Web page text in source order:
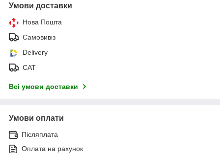
Умови доставки
Нова Пошта
Самовивіз
Delivery
САТ
Всі умови доставки
Умови оплати
Післяплата
Оплата на рахунок